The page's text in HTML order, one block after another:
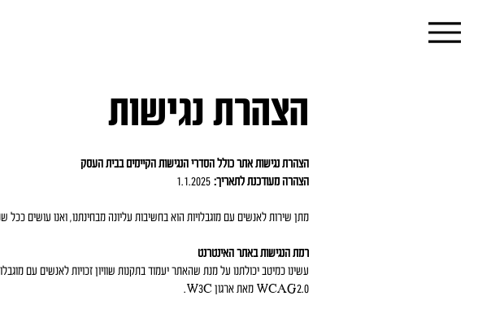
הצהרת נגישות
הצהרת נגישות אתר כולל הסדרי הנגישות הקיימים בבית העסק
הצהרה מעודכנת לתאריך:
מתן שירות לאנשים עם מוגבלויות הוא בחשיבות עליונה מבחינתנו, ואנו עושים
רמת הנגישות באתר האינטרנט
WCAG2.0 מאת ארגון W3C.